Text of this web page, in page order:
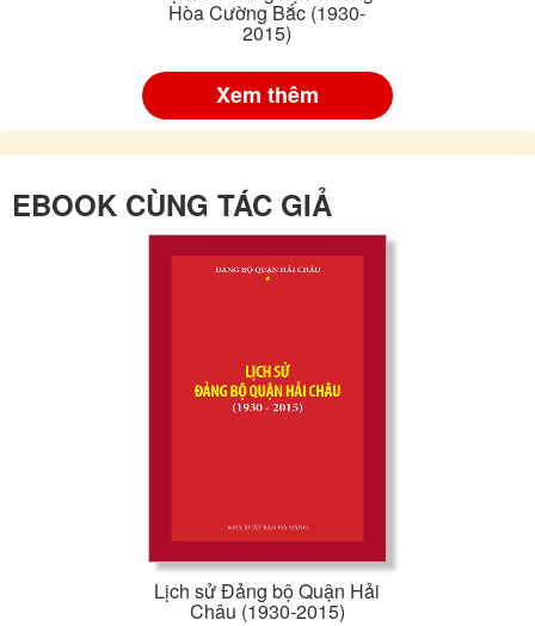
Hòa Cường Bắc (1930-
2015)
Xem thêm
EBOOK CÙNG TÁC GIẢ
Lịch sử Đảng bộ Quận Hải
Châu (1930-2015)